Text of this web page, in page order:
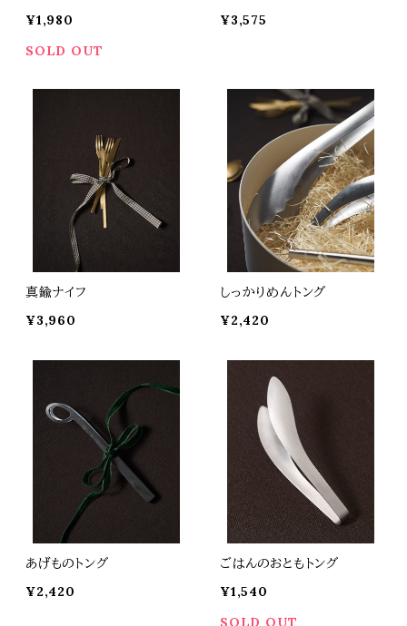
¥1,980
SOLD OUT
¥3,575
真鍮ナイフ
¥3,960
しっかりめんトング
¥2,420
あげものトング
¥2,420
ごはんのおともトング
¥1,540
SOLD OUT